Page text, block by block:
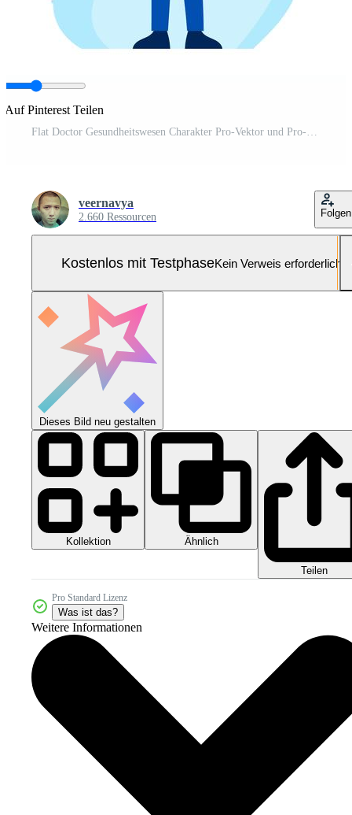
Auf Pinterest Teilen
Flat Doctor Gesundheitswesen Charakter Pro-Vektor und Pro-SVG
veernavya
2.660 Ressourcen Folgen
Kostenlos mit TestphaseKein Verweis erforderlich
Dieses Bild neu gestalten
Kollektion Ähnlich
Teilen
Pro Standard Lizenz
Was ist das?
Weitere Informationen